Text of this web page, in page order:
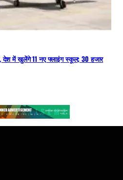
देश में खुलेंगे 11 नए फ्लाइंग स्कूल; 30 हजार